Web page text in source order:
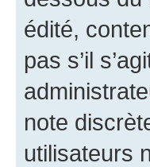
édité,
pas s’il
note
utilisateurs